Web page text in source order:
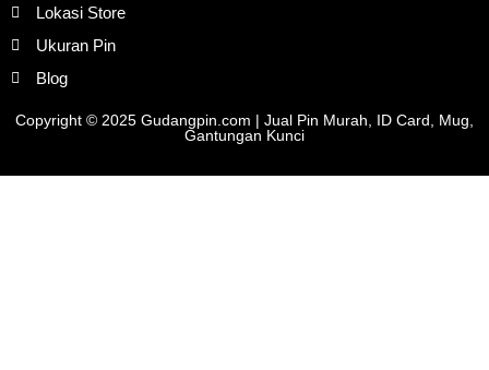
Lokasi Store
Ukuran Pin
Blog
Copyright © 2025 Gudangpin.com | Jual Pin Murah, ID Card, Mug,
Gantungan Kunci